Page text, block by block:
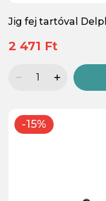
Jig fej tartóval
2 471 Ft
-15%